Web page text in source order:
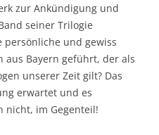
zur Ankündigung und
seiner Trilogie
persönliche und gewiss
aus Bayern geführt, der als
unserer Zeit gilt? Das
erwartet und es
nicht, im Gegenteil!